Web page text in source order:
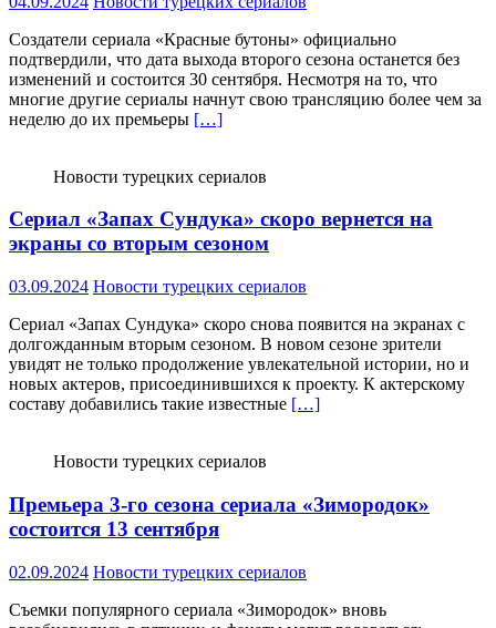
Создатели сериала «Красные бутоны» официально
подтвердили, что дата выхода второго сезона останется без
изменений и состоится 30 сентября. Несмотря на то, что
многие другие сериалы начнут свою трансляцию более чем за
неделю до их премьеры […]
Новости турецких сериалов
Сериал «Запах Сундука» скоро вернется на
экраны со вторым сезоном
03.09.2024 Новости турецких сериалов
Сериал «Запах Сундука» скоро снова появится на экранах с
долгожданным вторым сезоном. В новом сезоне зрители
увидят не только продолжение увлекательной истории, но и
новых актеров, присоединившихся к проекту. К актерскому
составу добавились такие известные […]
Новости турецких сериалов
Премьера 3-го сезона сериала «Зимородок»
состоится 13 сентября
02.09.2024 Новости турецких сериалов
Съемки популярного сериала «Зимородок» вновь